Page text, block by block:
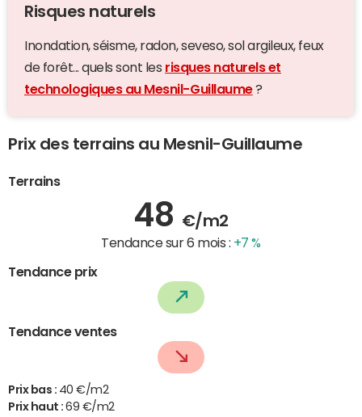
Risques naturels
Inondation, séisme, radon, seveso, sol argileux, feux
de forêt... quels sont les risques naturels et
technologiques au Mesnil-Guillaume?
Prix des terrains au Mesnil-Guillaume
Terrains
48 €/m2
Tendance sur 6 mois : +7 %
Tendance prix
Tendance ventes
Prix bas : 40 €/m2
Prix haut :69 €/m2